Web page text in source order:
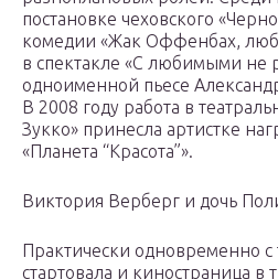
постановке чеховского
комедии «Жак Оффенбах,
в спектакле «С любимыми не
одноименной пьесе
В 2008 году работа в
Зукко» принесла артистке
«Планета “Красота”».
Виктория Верберг и дочь
Практически одновременно с
стартовала и киностраница в